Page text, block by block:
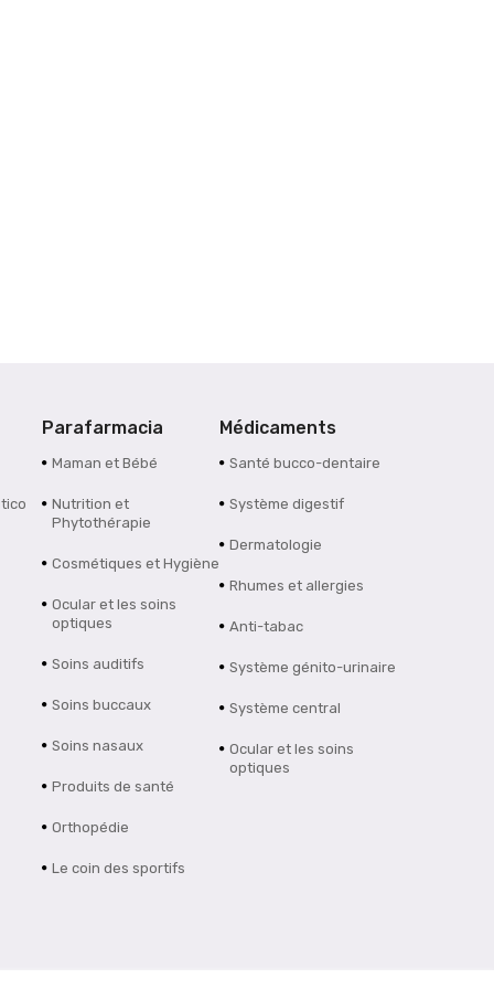
Parafarmacia
Maman et Bébé
Nutrition et
Phytothérapie
Cosmétiques et Hygiène
Ocular et les soins
optiques
Soins auditifs
Soins buccaux
Soins nasaux
Produits de santé
Orthopédie
Le coin des sportifs
Médicaments
Santé bucco-dentaire
Système digestif
Dermatologie
Rhumes et allergies
Anti-tabac
Système génito-urinaire
Système central
Ocular et les soins
optiques